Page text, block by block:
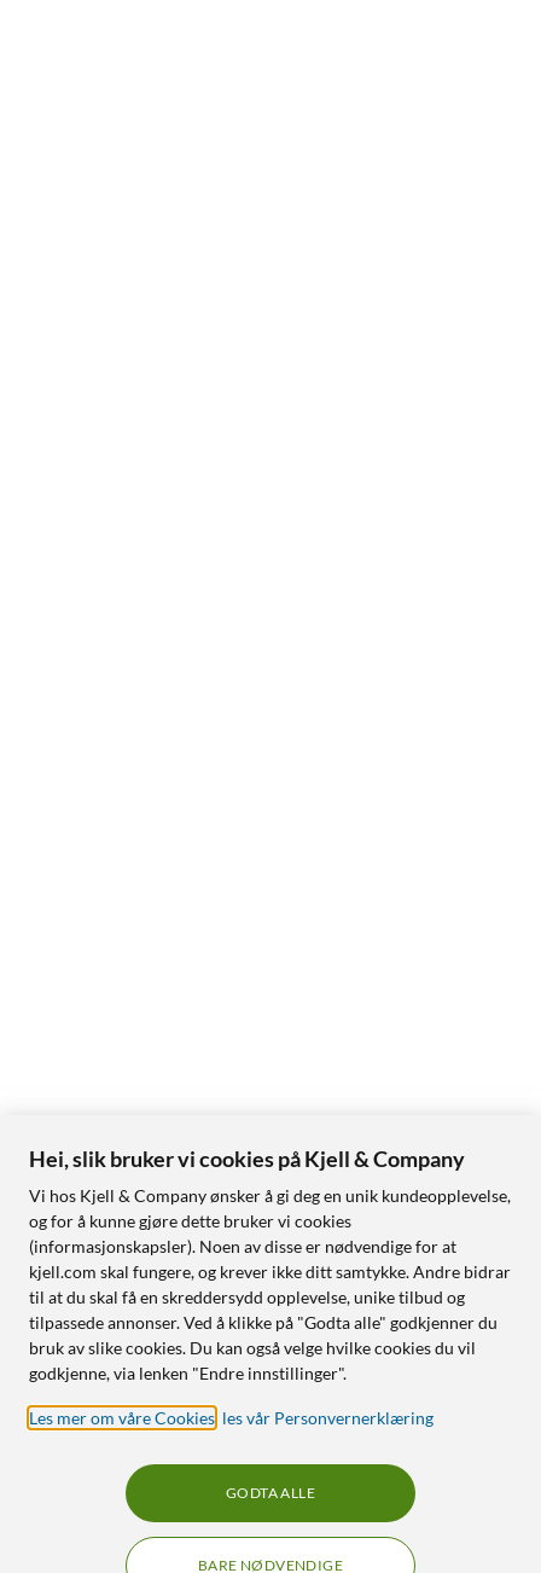
Hei, slik bruker vi cookies på Kjell & Company
Vi hos Kjell & Company ønsker å gi deg en unik kundeopplevelse,
og for å kunne gjøre dette bruker vi cookies
(informasjonskapsler). Noen av disse er nødvendige for at
kjell.com skal fungere, og krever ikke ditt samtykke. Andre bidrar
til at du skal få en skreddersydd opplevelse, unike tilbud og
tilpassede annonser. Ved å klikke på "Godta alle" godkjenner du
bruk av slike cookies. Du kan også velge hvilke cookies du vil
godkjenne, via lenken "Endre innstillinger".
Les mer om våre Cookies les vår Personvernerklæring
BARE NØDVENDIGE
GODTA ALLE